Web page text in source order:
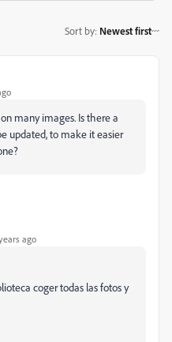
Sort by: Newest first
many images. Is there a
updated, to make it easier
ago
coger todas las fotos y